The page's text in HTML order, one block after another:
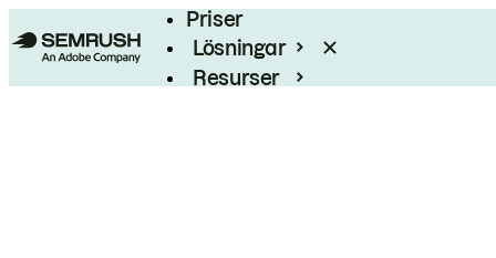
Priser
Lösningar
Resurser